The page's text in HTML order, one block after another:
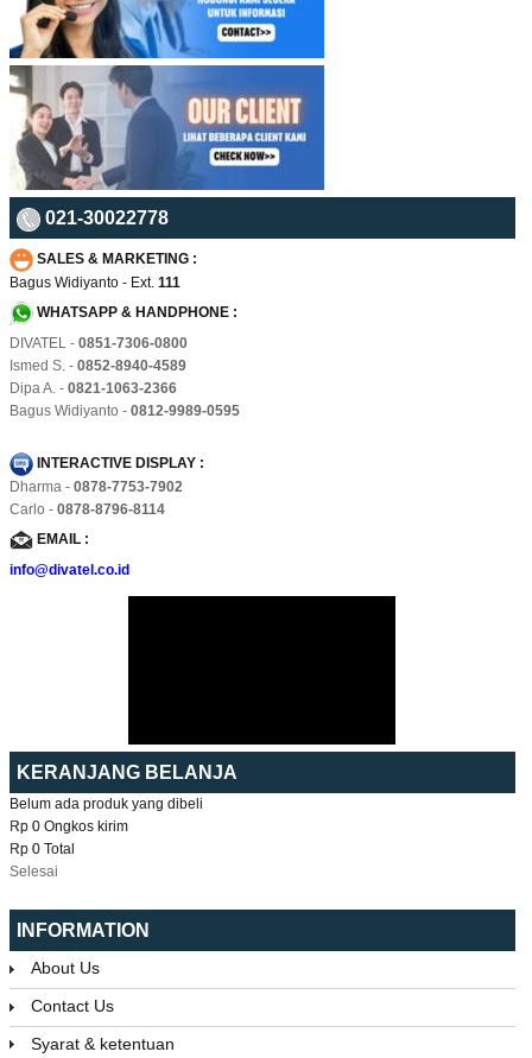
021-30022778
SALES & MARKETING :
Bagus Widiyanto - Ext. 111
WHATSAPP & HANDPHONE :
DIVATEL - 0851-7306-0800
Ismed S. - 0852-8940-4589
Dipa A. - 0821-1063-2366
Bagus Widiyanto - 0812-9989-0595
INTERACTIVE DISPLAY :
Dharma - 0878-7753-7902
Carlo - 0878-8796-8114
EMAIL :
info@divatel.co.id
KERANJANG BELANJA
Belum ada produk yang dibeli
Rp 0 Ongkos kirim
Rp 0 Total
Selesai
INFORMATION
About Us
Contact Us
Syarat & ketentuan